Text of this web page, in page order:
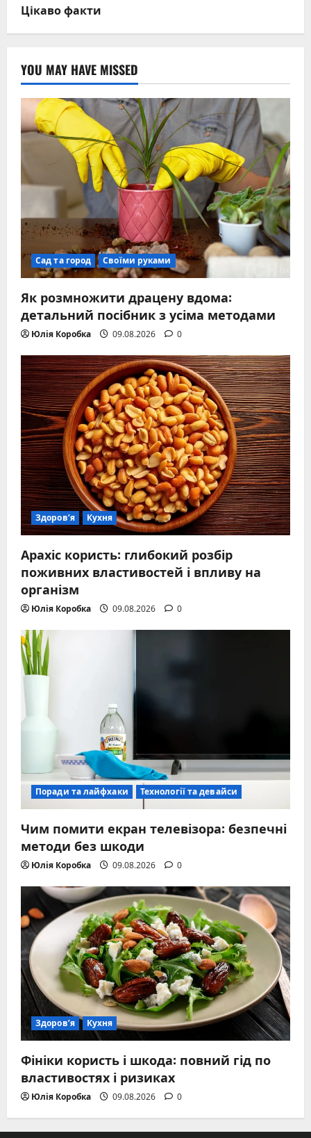
Цікаво факти
YOU MAY HAVE MISSED
Сад та город Своїми руками
Як розмножити драцену вдома:
детальний посібник з усіма методами
Юлія Коробка 09.08.2026 0
Здоров’я Кухня
Арахіс користь: глибокий розбір
поживних властивостей і впливу на
організм
Юлія Коробка 09.08.2026 0
Поради та лайфхаки Технології та девайси
Чим помити екран телевізора: безпечні
методи без шкоди
Юлія Коробка 09.08.2026 0
Здоров’я Кухня
Фініки користь і шкода: повний гід по
властивостях і ризиках
Юлія Коробка 09.08.2026 0